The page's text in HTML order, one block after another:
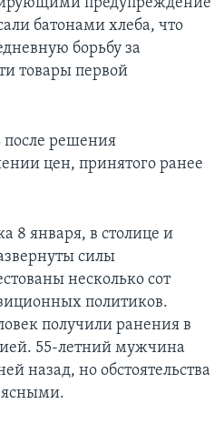
предупреждение
батонами хлеба, что
борьбу за
товары первой
после решения
цен, принятого ранее
8 января, в столице и
силы
несколько сот
политиков.
получили ранения в
55-летний мужчина
назад, но обстоятельства